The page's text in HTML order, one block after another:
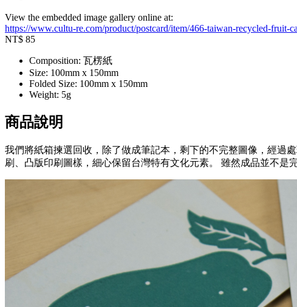
View the embedded image gallery online at:
https://www.cultu-re.com/product/postcard/item/466-taiwan-recycled-fruit-
NT$ 85
Composition: 瓦楞紙
Size: 100mm x 150mm
Folded Size: 100mm x 150mm
Weight: 5g
商品說明
我們將紙箱揀選回收，除了做成筆記本，剩下的不完整圖像，經過
刷、凸版印刷圖樣，細心保留台灣特有文化元素。 雖然成品並不是